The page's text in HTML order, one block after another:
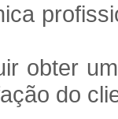
obter
do